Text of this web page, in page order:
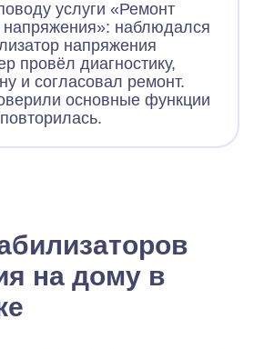
услуги «Ремонт
напряжения»: наблюдался
напряжения
провёл диагностику,
и согласовал ремонт.
основные функции
на дому в